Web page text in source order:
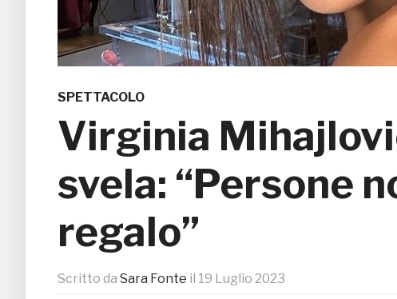
SPETTACOLO
Virginia
svela: “Persone
regalo”
Scritto da Sara Fonte il 19 Luglio 2023